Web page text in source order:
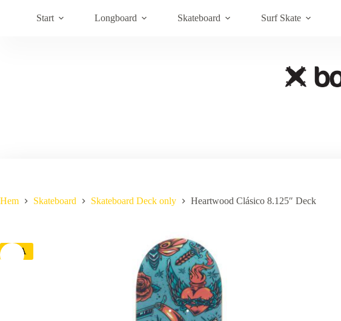
Start Longboard Skateboard Surf Skate
Hem Skateboard Skateboard Deck only Heartwood Clásico 8.125″ Deck
REA